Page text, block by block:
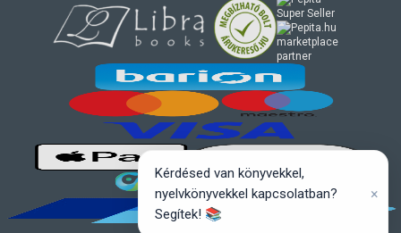
marketplace
partner
Kérdésed van könyvekkel,
nyelvkönyvekkel kapcsolatban?
Segítek! 📚
×